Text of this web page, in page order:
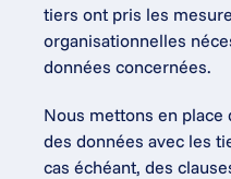
tiers ont pris les
organisationnelles
données concernées.
Nous mettons en
des données avec les
cas échéant, des